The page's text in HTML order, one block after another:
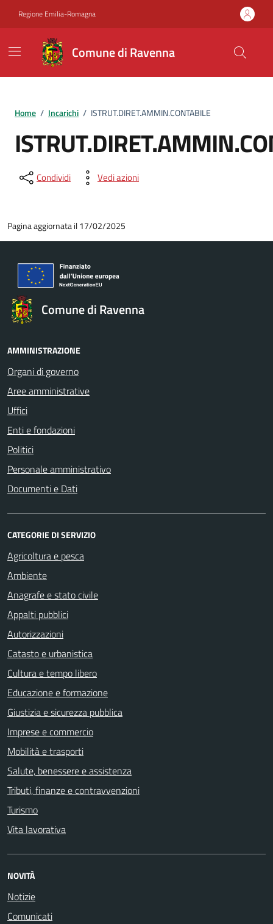
Regione Emilia-Romagna
Comune di Ravenna
Home / Incarichi / ISTRUT.DIRET.AMMIN.CONTABILE
Condividi Vedi azioni
Pagina aggiornata il 17/02/2025
Comune di Ravenna
AMMINISTRAZIONE
Organi di governo
Aree amministrative
Uffici
Enti e fondazioni
Politici
Personale amministrativo
Documenti e Dati
CATEGORIE DI SERVIZIO
Agricoltura e pesca
Ambiente
Anagrafe e stato civile
Appalti pubblici
Autorizzazioni
Catasto e urbanistica
Cultura e tempo libero
Educazione e formazione
Giustizia e sicurezza pubblica
Imprese e commercio
Mobilità e trasporti
Salute, benessere e assistenza
Tributi, finanze e contravvenzioni
Turismo
Vita lavorativa
NOVITÀ
Notizie
Comunicati